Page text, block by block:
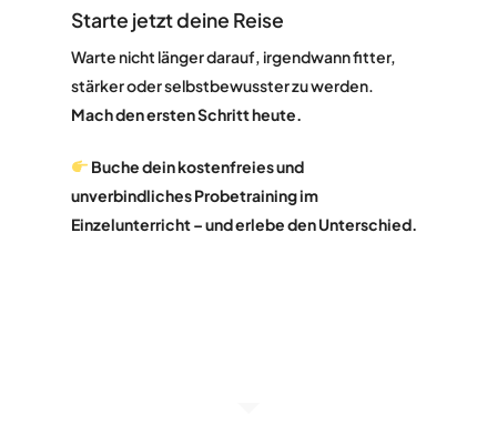
Starte jetzt deine Reise
Warte nicht länger darauf, irgendwann fitter,
stärker oder selbstbewusster zu werden.
Mach den ersten Schritt heute.
Buche dein kostenfreies und
unverbindliches Probetraining im
Einzelunterricht – und erlebe den Unterschied.